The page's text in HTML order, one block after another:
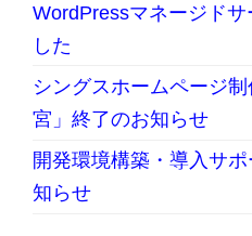
WordPressマネージド
した
シングスホームページ
宮」終了のお知らせ
開発環境構築・導入サ
知らせ